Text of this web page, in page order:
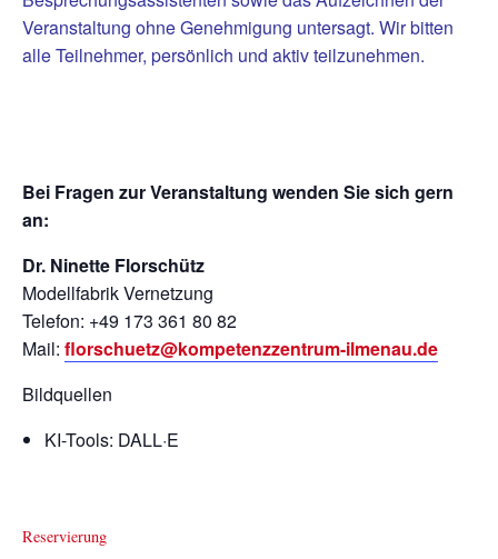
Veranstaltung ohne Genehmigung untersagt. Wir bitten
alle Teilnehmer, persönlich und aktiv teilzunehmen.
Bei Fragen zur Veranstaltung wenden Sie sich gern
an:
Dr. Ninette Florschütz
Modellfabrik Vernetzung
Telefon: +49 173 361 80 82
Mail: florschuetz@kompetenzzentrum-ilmenau.de
Bildquellen
KI-Tools: DALL·E
Reservierung